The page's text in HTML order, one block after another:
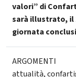
valori” di
sarà illustrato, il
giornata
ARGOMENTI
attualità,